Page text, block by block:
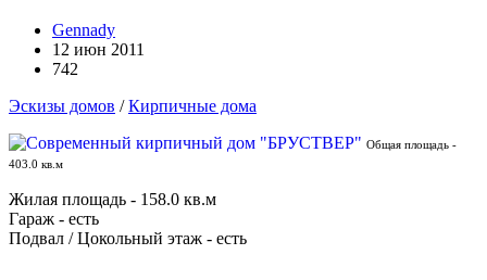
Gennady
12 июн 2011
742
Эскизы домов /Кирпичные дома
Общая площадь -
403.0 кв.м
Жилая площадь - 158.0 кв.м
Гараж - есть
Подвал / Цокольный этаж - есть